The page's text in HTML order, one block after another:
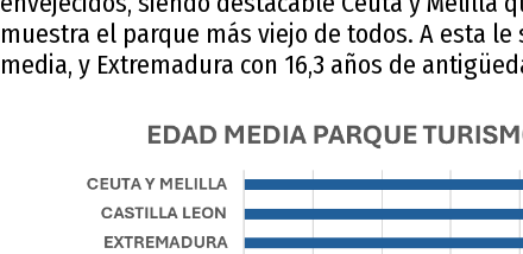
muestra el parque más viejo de todos. A esta le
media, y Extremadura con 16,3 años de